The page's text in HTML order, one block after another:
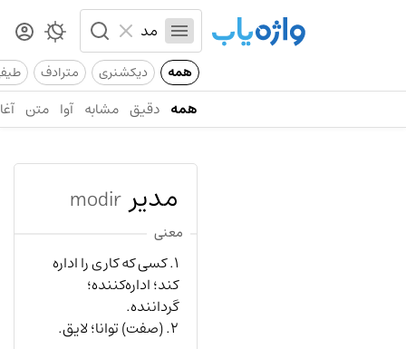
همه دیکشنری مترادف
همه دقیق مشابه آوا متن
مدیر modir
معنی
۱. کسی که کاری را اداره
کند؛ اداره‌کننده؛
گرداننده.
۲. (صفت) توانا؛ لایق.